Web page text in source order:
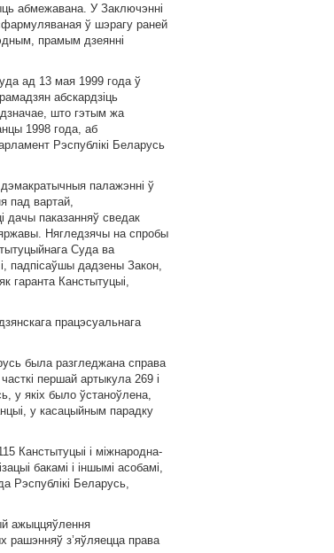
абмежавана. У Заключэннi
ў шэрагу раней
прамым дзеяннi
ад 13 мая 1999 года ў
абскардзiць
што гэтым жа
1998 года, аб
Рэспублiкi Беларусь
палажэннi ў
пад вартай,
паказанняў сведак
Нягледзячы на спробы
Суда ва
падпiсаўшы дадзены Закон,
гаранта Канстытуцыi,
працэсуальнага
была разгледжана справа
першай артыкула 269 i
у якiх было ўстаноўлена,
у касацыйным парадку
Канстытуцыi i мiжнародна-
бакамi i iншымi асобамi,
Рэспублiкi Беларусь,
ажыццяўлення
рашэнняў з’яўляецца права